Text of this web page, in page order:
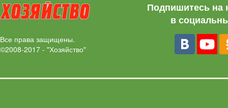
Все права защищены.
©2008-2017 - "Хозяйство"
Подпишитесь на
в